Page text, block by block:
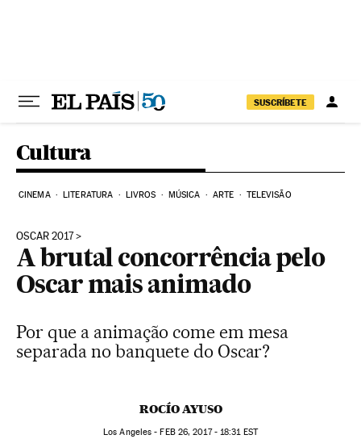
SUSCRÍBETE
Cultura
CINEMA LITERATURA LIVROS MÚSICA ARTE TELEVISÃO
OSCAR 2017
A brutal concorrência pelo
Oscar mais animado
Por que a animação come em mesa
separada no banquete do Oscar?
ROCÍO AYUSO
Los Angeles -FEB26, 2017 - 18:31EST